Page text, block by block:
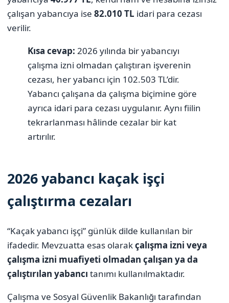
çalışan yabancıya ise 82.010 TL idari para cezası
verilir.
Kısa cevap: 2026 yılında bir yabancıyı
çalışma izni olmadan çalıştıran işverenin
cezası, her yabancı için 102.503 TL’dir.
Yabancı çalışana da çalışma biçimine göre
ayrıca idari para cezası uygulanır. Aynı fiilin
tekrarlanması hâlinde cezalar bir kat
artırılır.
2026 yabancı kaçak işçi
çalıştırma cezaları
“Kaçak yabancı işçi” günlük dilde kullanılan bir
ifadedir. Mevzuatta esas olarakçalışma izni veya
çalışma izni muafiyeti olmadan çalışan ya da
çalıştırılan yabancı tanımı kullanılmaktadır.
Çalışma ve Sosyal Güvenlik Bakanlığı tarafından